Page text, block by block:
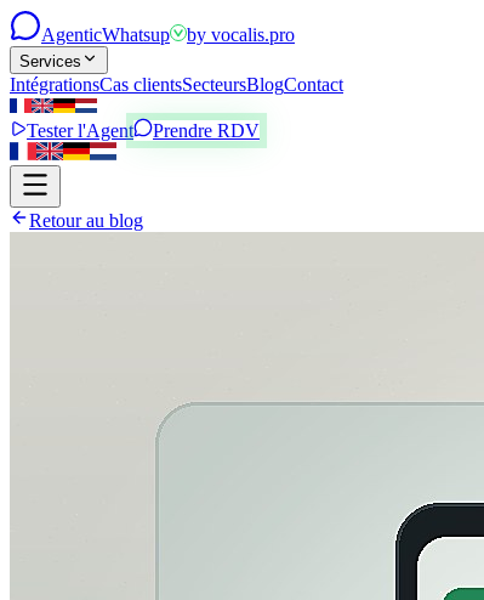
AgenticWhatsup by vocalis.pro
Services
IntégrationsCas clientsSecteursBlogContact
Tester l'Agent Prendre RDV
Retour au blog